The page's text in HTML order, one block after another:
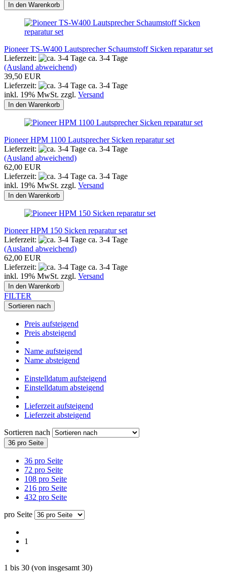
In den Warenkorb
Pioneer TS-W400 Lautsprecher Schaumstoff Sicken reparatur set
Lieferzeit:
ca. 3-4 Tage
(Ausland abweichend)
39,50 EUR
Lieferzeit:
ca. 3-4 Tage
inkl. 19% MwSt. zzgl. Versand
In den Warenkorb
Pioneer HPM 1100 Lautsprecher Sicken reparatur set
Lieferzeit:
ca. 3-4 Tage
(Ausland abweichend)
62,00 EUR
Lieferzeit:
ca. 3-4 Tage
inkl. 19% MwSt. zzgl. Versand
In den Warenkorb
Pioneer HPM 150 Sicken reparatur set
Lieferzeit:
ca. 3-4 Tage
(Ausland abweichend)
62,00 EUR
Lieferzeit:
ca. 3-4 Tage
inkl. 19% MwSt. zzgl. Versand
In den Warenkorb
FILTER
Sortieren nach
Preis aufsteigend
Preis absteigend
Name aufsteigend
Name absteigend
Einstelldatum aufsteigend
Einstelldatum absteigend
Lieferzeit aufsteigend
Lieferzeit absteigend
Sortieren nach
36 pro Seite
36 pro Seite
72 pro Seite
108 pro Seite
216 pro Seite
432 pro Seite
pro Seite
1
1 bis 30 (von insgesamt30)